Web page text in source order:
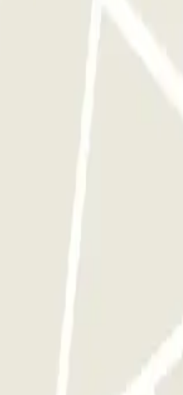
bereitet, da die Adresse nicht ganz